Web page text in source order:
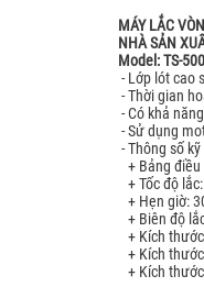
MÁY LẮC
NHÀ SẢN
Model: TS-500
- Lớp lót cao
- Thời gian
- Có khả
- Sử dụng
- Thông số
+ Bảng điều
+ Tốc độ
+ Hẹn giờ:
+ Biên độ
+ Kích
+ Kích
+ Kích